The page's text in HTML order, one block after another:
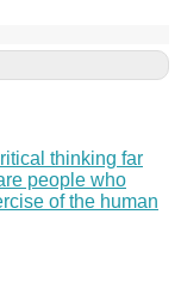
thinking far
people who
of the human